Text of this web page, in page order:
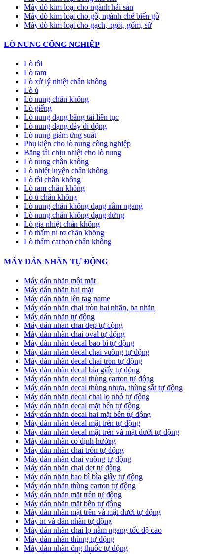
Máy dò kim loại cho ngành hải sản
Máy dò kim loại cho gỗ, ngành chế biến gỗ
Máy dò kim loại cho gạch, ngói, gốm, sứ
LÒ NUNG CÔNG NGHIỆP
Lò tôi
Lò ram
Lò xử lý nhiệt chân không
Lò ủ
Lò nung chân không
Lò giếng
Lò nung dạng băng tải liên tục
Lò nung dạng đáy di động
Lò nung giảm ứng suất
Phụ kiện cho lò nung công nghiệp
Băng tải chịu nhiệt cho lò nung
Lò nung chân không
Lò nhiệt luyện chân không
Lò tôi chân không
Lò ram chân không
Lò ủ chân không
Lò nung chân không dạng nằm ngang
Lò nung chân không dạng đứng
Lò gia nhiệt chân không
Lò thấm ni tơ chân không
Lò thấm carbon chân không
MÁY DÁN NHÃN TỰ ĐỘNG
Máy dán nhãn một mặt
Máy dán nhãn hai mặt
Máy dán nhãn lên tag name
Máy dán nhãn chai tròn hai nhãn, ba nhãn
Máy dán nhãn tự động
Máy dán nhãn chai dẹp tự động
Máy dán nhãn chai oval tự động
Máy dán nhãn decal bao bì tự động
Máy dán nhãn decal chai vuông tự động
Máy dán nhãn decal chai tròn tự động
Máy dán nhãn decal bìa giấy tự động
Máy dán nhãn decal thùng carton tự động
Máy dán nhãn decal thùng nhựa, thùng sắt tự động
Máy dán nhãn decal chai lọ nhỏ tự động
Máy dán nhãn decal mặt bên tự động
Máy dán nhãn decal hai mặt bên tự động
Máy dán nhãn decal mặt trên tự động
Máy dán nhãn decal mặt trên và mặt dưới tự động
Máy dán nhãn có định hướng
Máy dán nhãn chai tròn tự động
​Máy dán nhãn chai vuông tự động
​Máy dán nhãn chai dẹt tự động
​Máy dán nhãn bao bì bìa giấy tự động
Máy dán nhãn thùng carton tự động
​Máy dán nhãn mặt trên tự động
​Máy dán nhãn mặt bên tự động
​Máy dán nhãn mặt trên và mặt dưới tự động
Máy in và dán nhãn tự động
Máy dán nhãn chai lọ nằm ngang tốc độ cao
​Máy dán nhãn thùng tự động
Máy dán nhãn ống thuốc tự động